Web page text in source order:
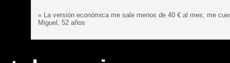
« La versión económica me sale menos de 40 € al mes; me
Miguel, 52 años